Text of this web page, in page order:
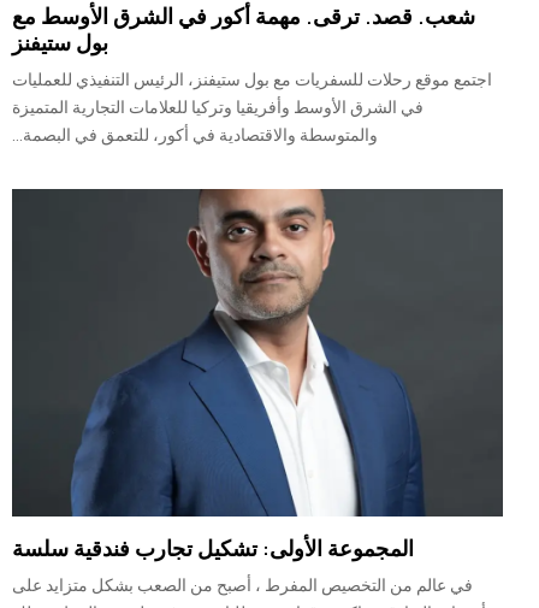
شعب. قصد. ترقى. مهمة أكور في الشرق الأوسط مع
بول ستيفنز
اجتمع موقع رحلات للسفريات مع بول ستيفنز، الرئيس التنفيذي للعمليات
في الشرق الأوسط وأفريقيا وتركيا للعلامات التجارية المتميزة
والمتوسطة والاقتصادية في أكور، للتعمق في البصمة...
المجموعة الأولى: تشكيل تجارب فندقية سلسة
في عالم من التخصيص المفرط ، أصبح من الصعب بشكل متزايد على